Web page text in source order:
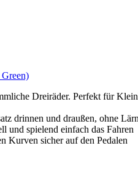
Dreiräder. Perfekt für
drinnen und draußen, ohne
und spielend einfach das Fahren
Kurven sicher auf den Pedalen